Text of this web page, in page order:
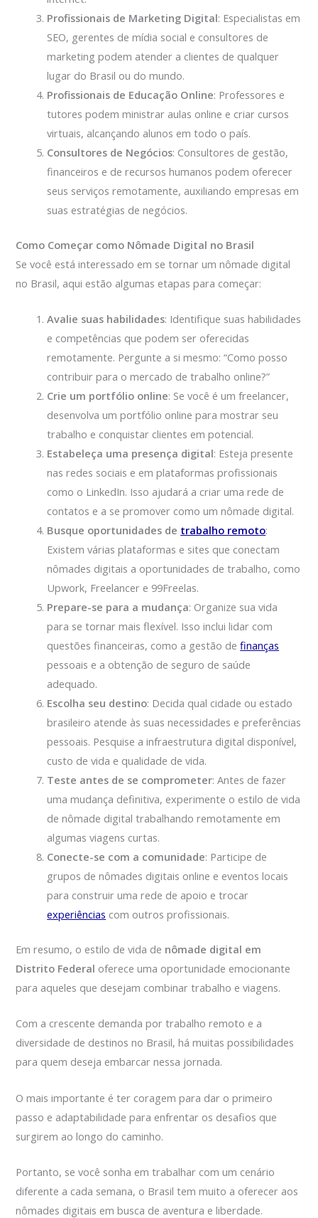
Profissionais de Marketing Digital: Especialistas em
SEO, gerentes de mídia social e consultores de
marketing podem atender a clientes de qualquer
lugar do Brasil ou do mundo.
Profissionais de Educação Online: Professores e
tutores podem ministrar aulas online e criar cursos
virtuais, alcançando alunos em todo o país.
Consultores de Negócios: Consultores de gestão,
financeiros e de recursos humanos podem oferecer
seus serviços remotamente, auxiliando empresas em
suas estratégias de negócios.
Como Começar como Nômade Digital no Brasil
Se você está interessado em se tornar um nômade digital
no Brasil, aqui estão algumas etapas para começar:
Avalie suas habilidades: Identifique suas habilidades
e competências que podem ser oferecidas
remotamente. Pergunte a si mesmo: “Como posso
contribuir para o mercado de trabalho online?”
Crie um portfólio online: Se você é um freelancer,
desenvolva um portfólio online para mostrar seu
trabalho e conquistar clientes em potencial.
Estabeleça uma presença digital: Esteja presente
nas redes sociais e em plataformas profissionais
como o LinkedIn. Isso ajudará a criar uma rede de
contatos e a se promover como um nômade digital.
Busque oportunidades de trabalho remoto:
Existem várias plataformas e sites que conectam
nômades digitais a oportunidades de trabalho, como
Upwork, Freelancer e 99Freelas.
Prepare-se para a mudança: Organize sua vida
para se tornar mais flexível. Isso inclui lidar com
questões financeiras, como a gestão definanças
pessoais e a obtenção de seguro de saúde
adequado.
Escolha seu destino: Decida qual cidade ou estado
brasileiro atende às suas necessidades e preferências
pessoais. Pesquise a infraestrutura digital disponível,
custo de vida e qualidade de vida.
Teste antes de se comprometer: Antes de fazer
uma mudança definitiva, experimente o estilo de vida
de nômade digital trabalhando remotamente em
algumas viagens curtas.
Conecte-se com a comunidade: Participe de
grupos de nômades digitais online e eventos locais
para construir uma rede de apoio e trocar
experiências com outros profissionais.
Em resumo, o estilo de vida de nômade digital em
Distrito Federal oferece uma oportunidade emocionante
para aqueles que desejam combinar trabalho e viagens.
Com a crescente demanda por trabalho remoto e a
diversidade de destinos no Brasil, há muitas possibilidades
para quem deseja embarcar nessa jornada.
O mais importante é ter coragem para dar o primeiro
passo e adaptabilidade para enfrentar os desafios que
surgirem ao longo do caminho.
Portanto, se você sonha em trabalhar com um cenário
diferente a cada semana, o Brasil tem muito a oferecer aos
nômades digitais em busca de aventura e liberdade.